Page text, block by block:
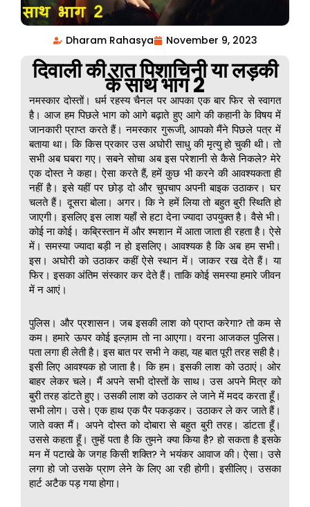
Dharam Rahasya November 9, 2023
दिवाली की रात पिशाचिनी या लड़की
के साथ भाग 2
नमस्कार दोस्तों। धर्म रहस्य चैनल पर आपका एक बार फिर से स्वागत
है। आज हम पिछले भाग को आगे बढ़ाते हुए आगे की कहानी के विषय में
जानकारी प्राप्त करते हैं। नमस्कार गुरूजी, आपको मैंने पिछले पत्र में
बताया था। कि किस प्रकार उस अघोरी साधु की मृत्यु हो चुकी थी। तो
सभी अब घबरा गए। सबने सोचा अब इस परेशानी से कैसे निकले? मेरे
एक दोस्त ने कहा। ऐसा करते हैं, हमें कुछ भी करने की आवश्यकता ही
नहीं है। इसे यहीं पर छोड़ दो और चुपचाप अपनी बाइक उठाकर। घर
चलते हैं। दूसरा बोला। अगर। कि ने हमें लिया तो बहुत बुरी स्थिति हो
जाएगी। इसलिए इस लाश यहाँ से हटा देना ज्यादा उपयुक्त है। वैसे भी।
कोई ना कोई। कब्रिस्तान में और श्मशान में आता जाता ही रहता है। ऐसे
में। समस्या ज्यादा बड़ी न हो इसलिए। आवश्यक है कि अब हम सभी।
इस। अघोरी को उठाकर कहीं ऐसे स्थान में। जाकर रख देते हैं। या
फिर। इसका अंतिम संस्कार कर देते हैं। ताकि कोई समस्या हमारे जीवन
में न आएं।
पुलिस। और प्रशासन। जब इसकी लाश को प्राप्त करेगा? तो कम से
कम। हमारे ऊपर कोई इल्ज़ाम तो ना आएगा। वरना आजकल पुलिस।
पता लगा ही लेती है। इस बात पर सभी ने कहा, यह बात पूरी तरह सही है।
इसी लिए आवश्यक हो जाता है। कि हम। इसकी लाश को उठाएं। ओर
बाहर लेकर चले। मैं अपने सभी दोस्तों के साथ। उस अपने मित्र को
बुरी तरह डांटते हुए। उसकी लाश को उठाकर ले जाने में मदद करता हूँ।
सभी लोग। उसे। एक हाथ एक पैर पकड़कर। उठाकर ले कर जाते हैं।
जाते वक्त मैं। अपने दोस्त को दोबारा से बहुत बुरी तरह। डांटता हूँ।
उससे कहता हूँ। तुम्हें पता है कि तुमने क्या किया है? हो सकता है इसके
मन में पटाखे के जगह किसी शक्ति? ने भयंकर आवाज की। ऐसा। उसे
लगा हो जो उसके प्राण लेने के लिए आ रही होगी। इसीलिए। उसका
हार्ट अटैक पड़ गया होगा।